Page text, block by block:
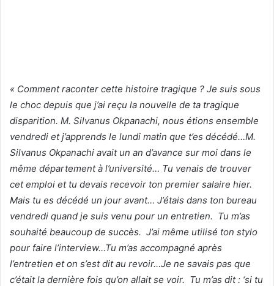
« Comment raconter cette histoire tragique ? Je suis sous
le choc depuis que j’ai reçu la nouvelle de ta tragique
disparition. M. Silvanus Okpanachi, nous étions ensemble
vendredi et j’apprends le lundi matin que t’es décédé…M.
Silvanus Okpanachi avait un an d’avance sur moi dans le
même département à l’université… Tu venais de trouver
cet emploi et tu devais recevoir ton premier salaire hier.
Mais tu es décédé un jour avant… J’étais dans ton bureau
vendredi quand je suis venu pour un entretien. Tu m’as
souhaité beaucoup de succès. J’ai même utilisé ton stylo
pour faire l’interview…Tu m’as accompagné après
l’entretien et on s’est dit au revoir…Je ne savais pas que
c’était la dernière fois qu’on allait se voir. Tu m’as dit : ‘si tu